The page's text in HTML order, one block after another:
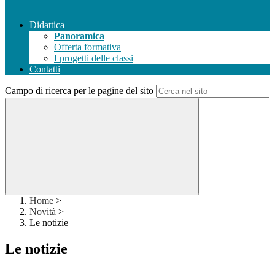
Didattica
Panoramica
Offerta formativa
I progetti delle classi
Contatti
Campo di ricerca per le pagine del sito
Home >
Novità >
Le notizie
Le notizie